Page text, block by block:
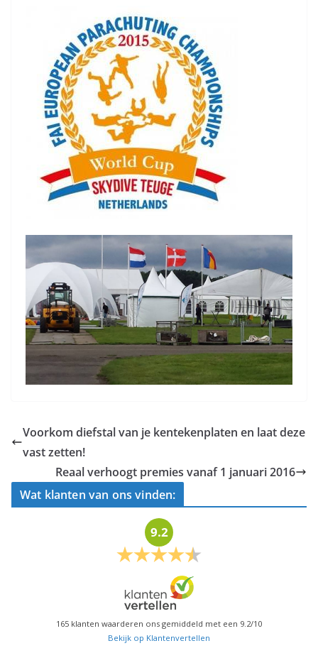
Voorkom diefstal van je kentekenplaten en laat deze
vast zetten!
Reaal verhoogt premies vanaf 1 januari 2016
Wat klanten van ons vinden:
9.2
165 klanten waarderen ons gemiddeld met een 9.2/10
Bekijk op Klantenvertellen